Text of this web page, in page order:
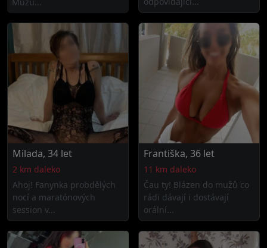
Milada, 34 let
2 km daleko
Ahoj! Fanynka probdělých
nocí a maratónových
session v...
Františka, 36 let
11 km daleko
Čau ty! Blázen do mužů co
rádi dávají i dostávají
orální...